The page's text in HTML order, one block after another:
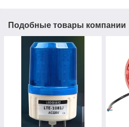
Подобные товары компании